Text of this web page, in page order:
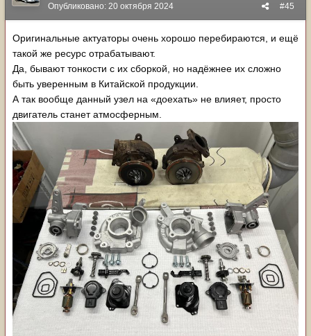
#45
Опубликовано: 20 октября 2024
Оригинальные актуаторы очень хорошо перебираются, и ещё
такой же ресурс отрабатывают.
Да, бывают тонкости с их сборкой, но надёжнее их сложно
быть уверенным в Китайской продукции.
А так вообще данный узел на «доехать» не влияет, просто
двигатель станет атмосферным.